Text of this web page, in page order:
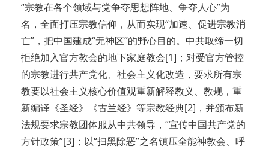
“宗教在各个领域与党争夺思想阵地、争夺人心”为
名，全面打压宗教信仰，从而实现“加速、促进宗教消
亡”，把中国建成“无神区”的野心目的。中共取缔一切
拒绝加入官方教会的地下家庭教会[1]；对受官方管控
的宗教进行共产党化、社会主义化改造，要求所有宗
教要以社会主义核心价值观重新解释教义、教规，重
新编译《圣经》《古兰经》等宗教经典[2]，并颁布新
法规要求宗教团体服从中共领导，“宣传中国共产党的
方针政策”[3]；以“扫黑除恶”之名镇压全能神教会、呼